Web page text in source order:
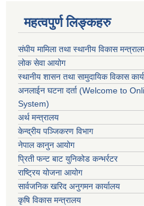
महत्वपुर्ण लिङ्कहरु
संघीय मामिला तथा स्थानीय विकास
लोक सेवा आयोग
स्थानीय शासन तथा सामुदायिक विकास
अनलाईन घटना दर्ता (Welcome to
System)
अर्थ मन्त्रालय
केन्द्रीय पञ्जिकरण विभाग
नेपाल कानुन आयोग
प्रिती फन्ट बाट युनिकोड कन्भर्रटर
राष्ट्रिय योजना आयोग
सार्वजनिक खरिद अनुगमन कार्यालय
कृषि विकास मन्त्रालय